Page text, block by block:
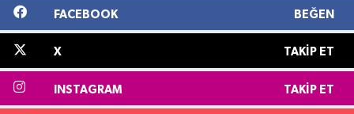
FACEBOOK BEĞEN
X TAKIP ET
INSTAGRAM TAKIP ET